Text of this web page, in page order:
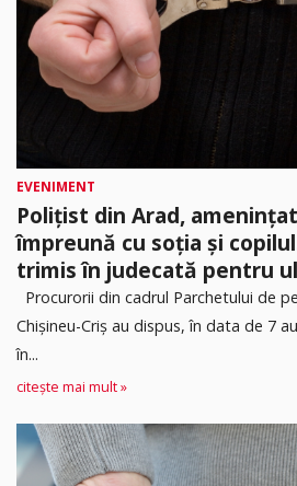
EVENIMENT
Polițist din Arad,
împreună cu soția și
trimis în judecată pentru
Procurorii din cadrul Parchetului de
Chișineu-Criș au dispus, în data de 7
în...
citește mai mult »